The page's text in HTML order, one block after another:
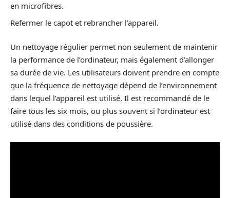
en microfibres.
Refermer le capot et rebrancher l’appareil.
Un nettoyage régulier permet non seulement de maintenir
la performance de l’ordinateur, mais également d’allonger
sa durée de vie. Les utilisateurs doivent prendre en compte
que la fréquence de nettoyage dépend de l’environnement
dans lequel l’appareil est utilisé. Il est recommandé de le
faire tous les six mois, ou plus souvent si l’ordinateur est
utilisé dans des conditions de poussière.